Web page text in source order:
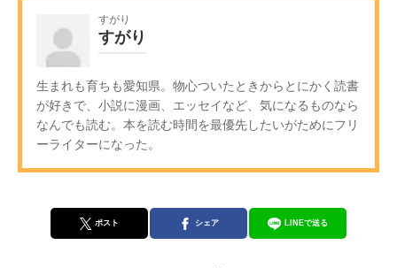
すがり
すがり
生まれも育ちも愛知県。物心ついたときからとにかく読書
が好きで、小説に漫画、エッセイなど、気になるものなら
なんでも読む。本を読む時間を最優先したいがためにフリ
ーライターになった。
ポスト シェア LINEで送る